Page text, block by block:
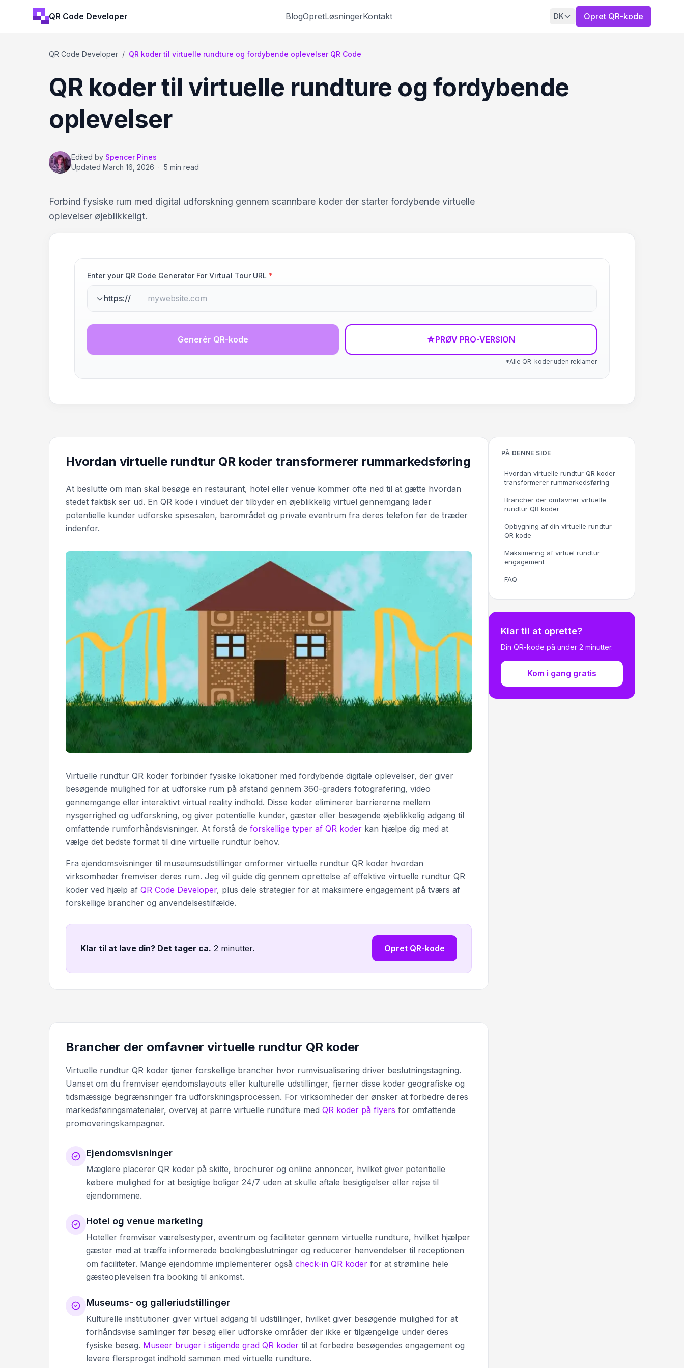
QR Code Developer BlogOpretLøsningerKontakt DK Opret QR-kode
QR Code Developer / QR koder til virtuelle rundture og fordybende oplevelser QR Code
QR koder til virtuelle rundture og fordybende
oplevelser
Edited by Spencer Pines
Updated March 16, 2026 · 5 min read
Forbind fysiske rum med digital udforskning gennem scannbare koder der starter fordybende virtuelle
oplevelser øjeblikkeligt.
Enter your QR Code Generator For Virtual Tour URL *
https://
Generér QR-kode ☆PRØV PRO-VERSION
*Alle QR-koder uden reklamer
Hvordan virtuelle rundtur QR koder transformerer rummarkedsføring
At beslutte om man skal besøge en restaurant, hotel eller venue kommer ofte ned til at gætte hvordan
stedet faktisk ser ud. En QR kode i vinduet der tilbyder en øjeblikkelig virtuel gennemgang lader
potentielle kunder udforske spisesalen, barområdet og private eventrum fra deres telefon før de træder
indenfor.
Virtuelle rundtur QR koder forbinder fysiske lokationer med fordybende digitale oplevelser, der giver
besøgende mulighed for at udforske rum på afstand gennem 360-graders fotografering, video
gennemgange eller interaktivt virtual reality indhold. Disse koder eliminerer barriererne mellem
nysgerrighed og udforskning, og giver potentielle kunder, gæster eller besøgende øjeblikkelig adgang til
omfattende rumforhåndsvisninger. At forstå de forskellige typer af QR koder kan hjælpe dig med at
vælge det bedste format til dine virtuelle rundtur behov.
Fra ejendomsvisninger til museumsudstillinger omformer virtuelle rundtur QR koder hvordan
virksomheder fremviser deres rum. Jeg vil guide dig gennem oprettelse af effektive virtuelle rundtur QR
koder ved hjælp af QR Code Developer, plus dele strategier for at maksimere engagement på tværs af
forskellige brancher og anvendelsestilfælde.
Klar til at lave din? Det tager ca. 2 minutter. Opret QR-kode
Brancher der omfavner virtuelle rundtur QR koder
Virtuelle rundtur QR koder tjener forskellige brancher hvor rumvisualisering driver beslutningstagning.
Uanset om du fremviser ejendomslayouts eller kulturelle udstillinger, fjerner disse koder geografiske og
tidsmæssige begrænsninger fra udforskningsprocessen. For virksomheder der ønsker at forbedre deres
markedsføringsmaterialer, overvej at parre virtuelle rundture med QR koder på flyers for omfattende
promoveringskampagner.
Ejendomsvisninger
Mæglere placerer QR koder på skilte, brochurer og online annoncer, hvilket giver potentielle
købere mulighed for at besigtige boliger 24/7 uden at skulle aftale besigtigelser eller rejse til
ejendommene.
Hotel og venue marketing
Hoteller fremviser værelsestyper, eventrum og faciliteter gennem virtuelle rundture, hvilket hjælper
gæster med at træffe informerede bookingbeslutninger og reducerer henvendelser til receptionen
om faciliteter. Mange ejendomme implementerer også check-in QR koder for at strømline hele
gæsteoplevelsen fra booking til ankomst.
Museums- og galleriudstillinger
Kulturelle institutioner giver virtuel adgang til udstillinger, hvilket giver besøgende mulighed for at
forhåndsvise samlinger før besøg eller udforske områder der ikke er tilgængelige under deres
fysiske besøg. Museer bruger i stigende grad QR koder til at forbedre besøgendes engagement og
levere flersproget indhold sammen med virtuelle rundture.
PÅ DENNE SIDE
Hvordan virtuelle rundtur QR koder
transformerer rummarkedsføring
Brancher der omfavner virtuelle
rundtur QR koder
Opbygning af din virtuelle rundtur
QR kode
Maksimering af virtuel rundtur
engagement
FAQ
Klar til at oprette?
Din QR-kode på under 2 minutter.
Kom i gang gratis